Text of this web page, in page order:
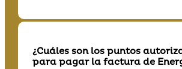
¿Cuáles son los puntos
para pagar la factura de